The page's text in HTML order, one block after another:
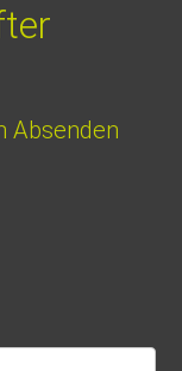
Absenden